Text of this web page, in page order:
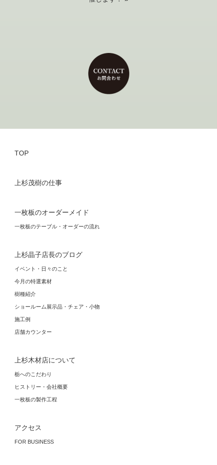
TOP
上杉茂樹の仕事
一枚板のオーダーメイド
一枚板のテーブル・オーダーの流れ
上杉晶子店長のブログ
イベント・日々のこと
今月の特選素材
樹種紹介
ショールーム展示品・チェア・小物
施工例
店舗カウンター
上杉木材店について
栃へのこだわり
ヒストリー・会社概要
一枚板の製作工程
アクセス
FOR BUSINESS